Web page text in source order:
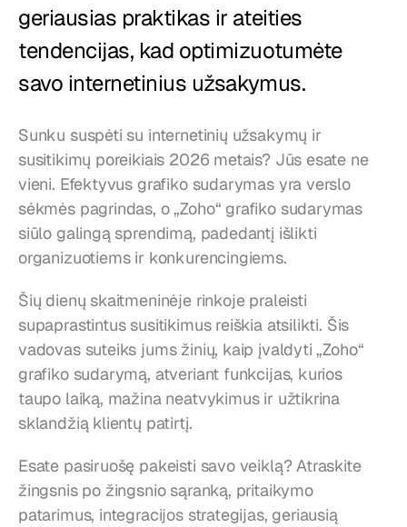
geriausias praktikas ir ateities
tendencijas, kad optimizuotumėte
savo internetinius užsakymus.
Sunku suspėti su internetinių užsakymų ir
susitikimų poreikiais 2026 metais? Jūs esate ne
vieni. Efektyvus grafiko sudarymas yra verslo
sėkmės pagrindas, o „Zoho“ grafiko sudarymas
siūlo galingą sprendimą, padedantį išlikti
organizuotiems ir konkurencingiems.
Šių dienų skaitmeninėje rinkoje praleisti
supaprastintus susitikimus reiškia atsilikti. Šis
vadovas suteiks jums žinių, kaip įvaldyti „Zoho“
grafiko sudarymą, atveriant funkcijas, kurios
taupo laiką, mažina neatvykimus ir užtikrina
sklandžią klientų patirtį.
Esate pasiruošę pakeisti savo veiklą? Atraskite
žingsnis po žingsnio sąranką, pritaikymo
patarimus, integracijos strategijas, geriausią